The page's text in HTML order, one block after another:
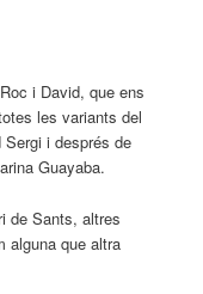
i David, que ens
les variants del
i després de
Guayaba.
de Sants, altres
alguna que altra